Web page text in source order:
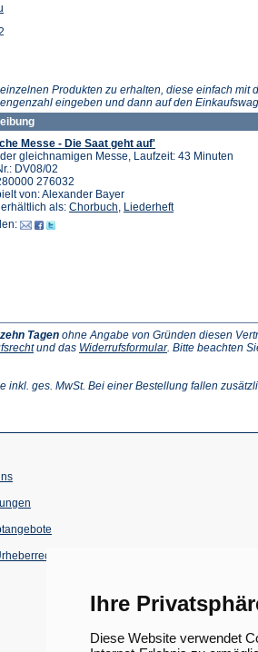
Ihre
Diese Website verwendet
Produkten zu erhalten, diese einfach mit
eingeben und dann auf den
Messe - Die Saat geht auf'
gleichnamigen Messe, Laufzeit: 43 Minuten
DV08/02
276032
von: Alexander Bayer
als: Chorbuch, Liederheft
Tagen ohne Angabe von Gründen diesen
(Öffnet
neuen
und das Widerrufsformular(Öffnet
neuen
. Bitte beachten
inkl. ges. MwSt. Bei einer Bestellung fallen
einem
Tab)